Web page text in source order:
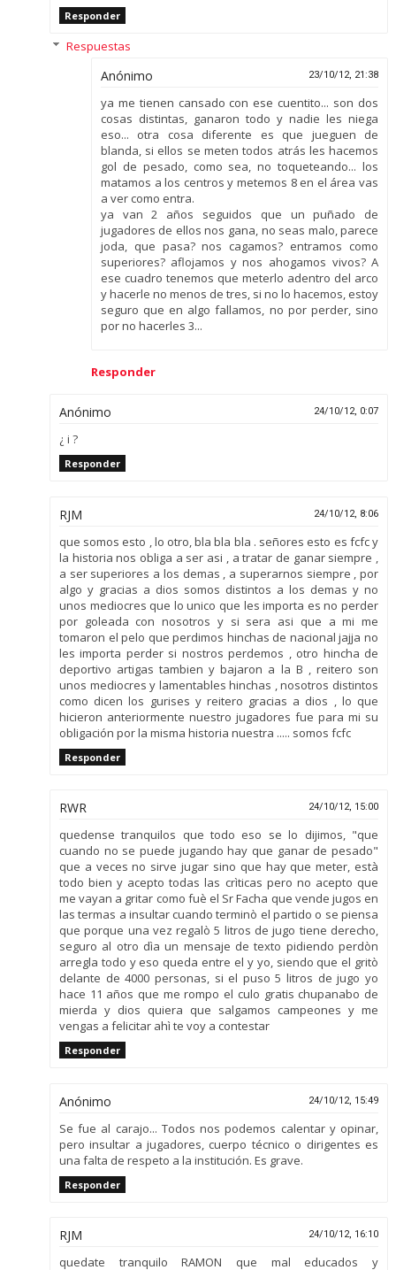
Responder
Respuestas
Anónimo 23/10/12, 21:38
ya me tienen cansado con ese cuentito... son dos
cosas distintas, ganaron todo y nadie les niega
eso... otra cosa diferente es que jueguen de
blanda, si ellos se meten todos atrás les hacemos
gol de pesado, como sea, no toqueteando... los
matamos a los centros y metemos 8 en el área vas
a ver como entra.
ya van 2 años seguidos que un puñado de
jugadores de ellos nos gana, no seas malo, parece
joda, que pasa? nos cagamos? entramos como
superiores? aflojamos y nos ahogamos vivos? A
ese cuadro tenemos que meterlo adentro del arco
y hacerle no menos de tres, si no lo hacemos, estoy
seguro que en algo fallamos, no por perder, sino
por no hacerles 3...
Responder
Anónimo 24/10/12, 0:07
¿ i ?
Responder
RJM 24/10/12, 8:06
que somos esto , lo otro, bla bla bla . señores esto es fcfc y
la historia nos obliga a ser asi , a tratar de ganar siempre ,
a ser superiores a los demas , a superarnos siempre , por
algo y gracias a dios somos distintos a los demas y no
unos mediocres que lo unico que les importa es no perder
por goleada con nosotros y si sera asi que a mi me
tomaron el pelo que perdimos hinchas de nacional jajja no
les importa perder si nostros perdemos , otro hincha de
deportivo artigas tambien y bajaron a la B , reitero son
unos mediocres y lamentables hinchas , nosotros distintos
como dicen los gurises y reitero gracias a dios , lo que
hicieron anteriormente nuestro jugadores fue para mi su
obligación por la misma historia nuestra ..... somos fcfc
Responder
RWR 24/10/12, 15:00
quedense tranquilos que todo eso se lo dijimos, "que
cuando no se puede jugando hay que ganar de pesado"
que a veces no sirve jugar sino que hay que meter, està
todo bien y acepto todas las crìticas pero no acepto que
me vayan a gritar como fuè el Sr Facha que vende jugos en
las termas a insultar cuando terminò el partido o se piensa
que porque una vez regalò 5 litros de jugo tiene derecho,
seguro al otro dìa un mensaje de texto pidiendo perdòn
arregla todo y eso queda entre el y yo, siendo que el gritò
delante de 4000 personas, si el puso 5 litros de jugo yo
hace 11 años que me rompo el culo gratis chupanabo de
mierda y dios quiera que salgamos campeones y me
vengas a felicitar ahì te voy a contestar
Responder
Anónimo 24/10/12, 15:49
Se fue al carajo... Todos nos podemos calentar y opinar,
pero insultar a jugadores, cuerpo técnico o dirigentes es
una falta de respeto a la institución. Es grave.
Responder
RJM 24/10/12, 16:10
quedate tranquilo RAMON que mal educados y